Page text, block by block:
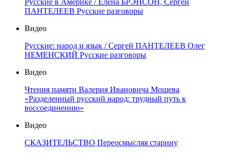
Русские в Америке / Елена БРЭНСОН, Сергей
ПАНТЕЛЕЕВ Русские разговоры
Видео
Русские: народ и язык / Сергей ПАНТЕЛЕЕВ Олег
НЕМЕНСКИЙ Русские разговоры
Видео
Чтения памяти Валерия Ивановича Мошева
«Разделенный русский народ: трудный путь к
воссоединению»
Видео
СКАЗИТЕЛЬСТВО Переосмысляя старину